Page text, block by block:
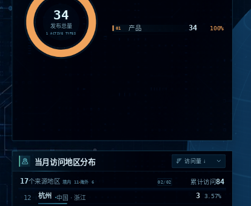
34
发布总量
1 ACTIVE TYPES
01 产品 34 100%
当月访问地区分布
17个来源地区 境内 11 海外 6 01/02 累计访问84
01 北京 中国 19 22.62%